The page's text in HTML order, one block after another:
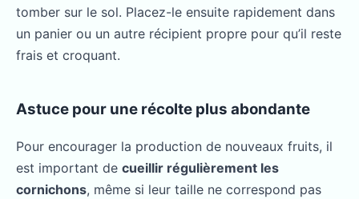
tomber sur le sol. Placez-le ensuite rapidement dans
un panier ou un autre récipient propre pour qu’il reste
frais et croquant.
Astuce pour une récolte plus abondante
Pour encourager la production de nouveaux fruits, il
est important de cueillir régulièrement les
cornichons, même si leur taille ne correspond pas